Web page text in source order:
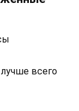
всего